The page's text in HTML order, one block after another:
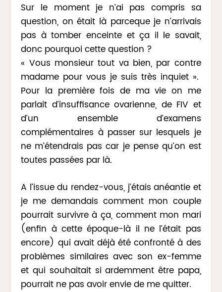
Sur le moment je n’ai pas compris sa
question, on était là parceque je n’arrivais
pas à tomber enceinte et ça il le savait,
donc pourquoi cette question ?
« Vous monsieur tout va bien, par contre
madame pour vous je suis très inquiet ».
Pour la première fois de ma vie on me
parlait d’insuffisance ovarienne, de FIV et
d’un ensemble d’examens
complémentaires à passer sur lesquels je
ne m’étendrais pas car je pense qu’on est
toutes passées par là.
A l’issue du rendez-vous, j’étais anéantie et
je me demandais comment mon couple
pourrait survivre à ça, comment mon mari
(enfin à cette époque-là il ne l’était pas
encore) qui avait déjà été confronté à des
problèmes similaires avec son ex-femme
et qui souhaitait si ardemment être papa,
pourrait ne pas avoir envie de me quitter.